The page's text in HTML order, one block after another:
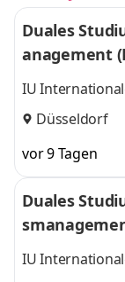
Duales
anagement
IU
Düsseldorf
vor 9 Tagen
Duales
l
IU